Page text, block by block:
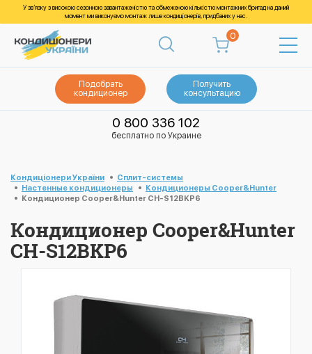
У зв’язку з високою сезонною завантаженістю та обмеженою кількістю монтажних бригад на даний
момент ми виконуємо монтаж лише кондиціонерів, придбаних у нас.
0
Подобрать
кондиционер
Получить
консультацию
0 800 336 102
бесплатно по Украине
Кондиціонери України
Cплит-системы
Настенные кондиционеры
Кондиционеры Cooper&Hunter
Кондиционер Cooper&Hunter CH-S12BKP6
Кондиционер Cooper&Hunter
CH-S12BKP6